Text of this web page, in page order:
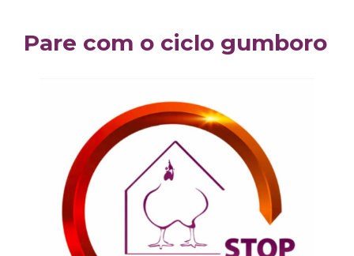
Pare com o ciclo gumboro